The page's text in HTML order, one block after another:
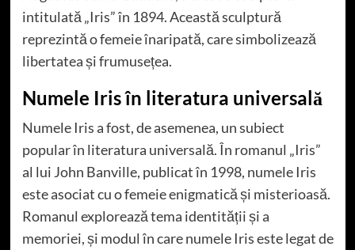
intitulată „Iris” în 1894. Această sculptură
reprezintă o femeie înaripată, care simbolizează
libertatea și frumusețea.
Numele Iris în literatura universală
Numele Iris a fost, de asemenea, un subiect
popular în literatura universală. În romanul „Iris”
al lui John Banville, publicat în 1998, numele Iris
este asociat cu o femeie enigmatică și misterioasă.
Romanul explorează tema identității și a
memoriei, și modul în care numele Iris este legat de